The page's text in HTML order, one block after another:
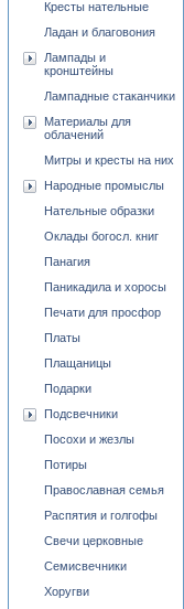
Кресты нательные
Ладан и благовония
Лампады и
кронштейны
Лампадные стаканчики
Материалы для
облачений
Митры и кресты на них
Народные промыслы
Нательные образки
Оклады богосл. книг
Панагия
Паникадила и хоросы
Печати для просфор
Платы
Плащаницы
Подарки
Подсвечники
Посохи и жезлы
Потиры
Православная семья
Распятия и голгофы
Свечи церковные
Семисвечники
Хоругви